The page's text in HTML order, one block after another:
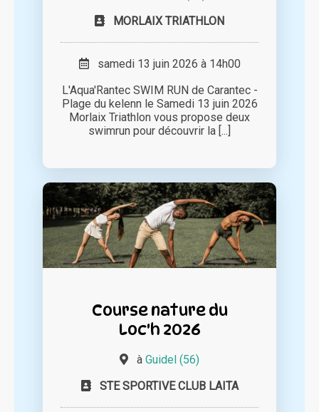
MORLAIX TRIATHLON
samedi 13 juin 2026 à 14h00
L'Aqua'Rantec SWIM RUN de Carantec -
Plage du kelenn le Samedi 13 juin 2026
Morlaix Triathlon vous propose deux
swimrun pour découvrir la [...]
Course nature du
Loc'h 2026
à Guidel (56)
STE SPORTIVE CLUB LAITA